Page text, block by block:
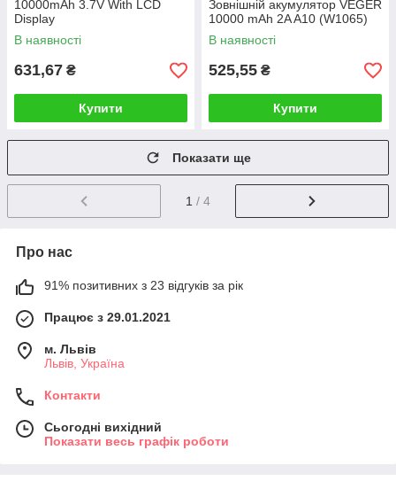
10000mAh 3.7V With LCD
Display
В наявності
631,67 ₴
Купити
Зовнішній акумулятор VEGER
10000 mAh 2A A10 (W1065)
В наявності
525,55 ₴
Купити
Показати ще
1 / 4
Про нас
91% позитивних з 23 відгуків за рік
Працює з 29.01.2021
м. Львів
Львів, Україна
Контакти
Сьогодні вихідний
Показати весь графік роботи